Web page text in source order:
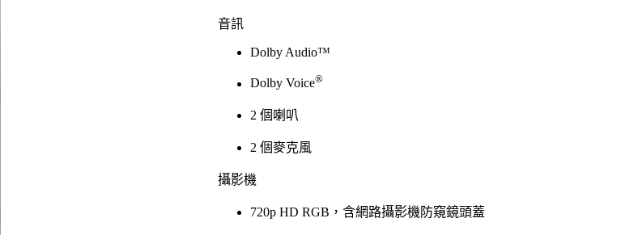
音訊
Dolby Audio™
Dolby Voice®
2 個喇叭
2 個麥克風
攝影機
720p HD RGB，含網路攝影機防窺鏡頭蓋